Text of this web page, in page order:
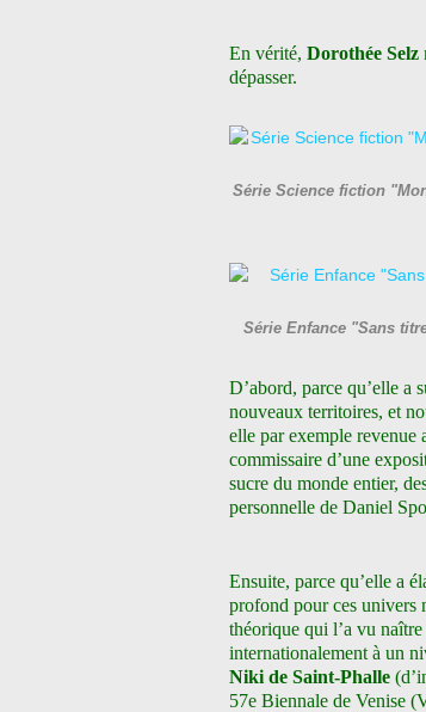
En vérité, Dorothée Selz
dépasser.
Série Science fiction
Série Enfance "Sans
D’abord, parce qu’elle a
nouveaux territoires, et
elle par exemple revenue
commissaire d’une
sucre du monde entier,
personnelle de Daniel
Ensuite, parce qu’elle a
profond pour ces univers
théorique qui l’a vu
internationalement à un
Niki de Saint-Phalle
57e Biennale de Venise